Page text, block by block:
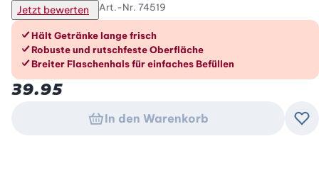
Jetzt bewerten Art.-Nr. 74519
Die Vorteile im Überblick
Hält Getränke lange frisch
Robuste und rutschfeste Oberfläche
Breiter Flaschenhals für einfaches Befüllen
39.95
In den Warenkorb